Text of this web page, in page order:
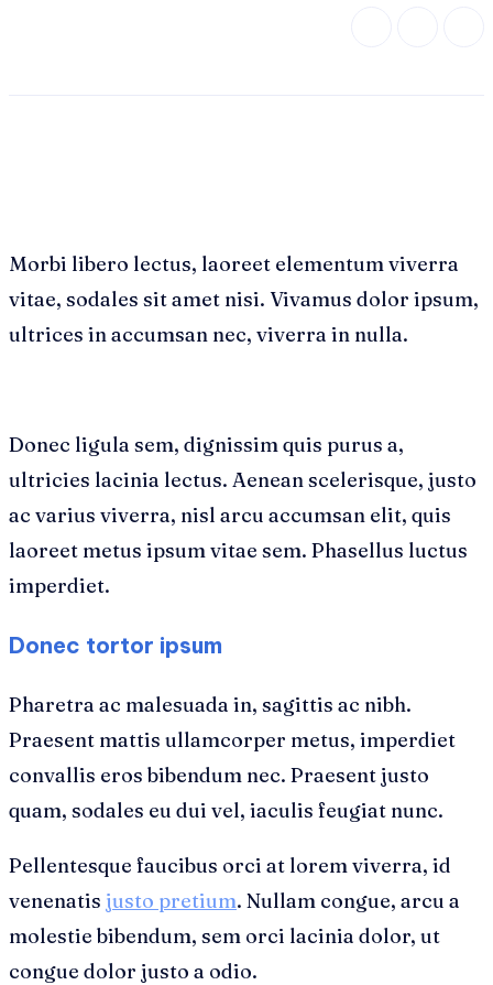
Morbi libero lectus, laoreet elementum viverra
vitae, sodales sit amet nisi. Vivamus dolor ipsum,
ultrices in accumsan nec, viverra in nulla.
Donec ligula sem, dignissim quis purus a,
ultricies lacinia lectus. Aenean scelerisque, justo
ac varius viverra, nisl arcu accumsan elit, quis
laoreet metus ipsum vitae sem. Phasellus luctus
imperdiet.
Donec tortor ipsum
Pharetra ac malesuada in, sagittis ac nibh.
Praesent mattis ullamcorper metus, imperdiet
convallis eros bibendum nec. Praesent justo
quam, sodales eu dui vel, iaculis feugiat nunc.
Pellentesque faucibus orci at lorem viverra, id
venenatis justo pretium. Nullam congue, arcu a
molestie bibendum, sem orci lacinia dolor, ut
congue dolor justo a odio.